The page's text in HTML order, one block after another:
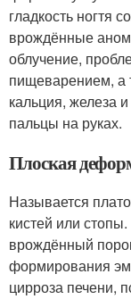
гладкость ногтя
врождённые
облучение,
пищеварением, а
кальция, железа
пальцы на руках.
Плоская
Называется
кистей или
врождённый
формирования
цирроза печени,